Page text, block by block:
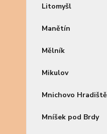
Litomyšl
Manětín
Mělník
Mikulov
Mnichovo Hradiště
Mníšek pod Brdy